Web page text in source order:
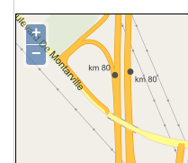
+
−